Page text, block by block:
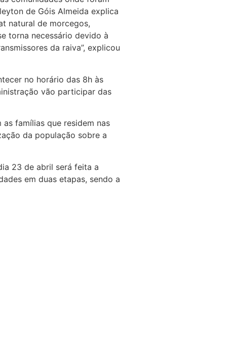
de Góis Almeida explica
natural de morcegos,
torna necessário devido à
da raiva”, explicou
no horário das 8h às
vão participar das
famílias que residem nas
da população sobre a
23 de abril será feita a
em duas etapas, sendo a